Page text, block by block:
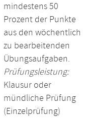
mindestens 50
Prozent der Punkte
aus den wöchentlich
zu bearbeitenden
Übungsaufgaben.
Prüfungsleistung:
Klausur oder
mündliche Prüfung
(Einzelprüfung)